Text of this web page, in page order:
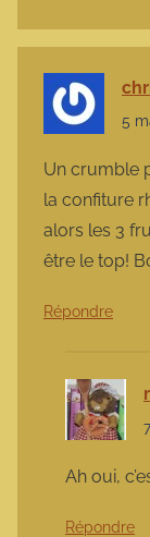
5
Un crumble
la confiture
alors les 3
être le top!
Répondre
Ah oui,
Répondre